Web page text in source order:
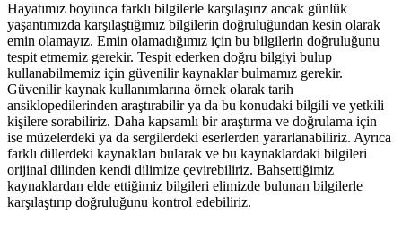
Hayatımız boyunca farklı bilgilerle karşılaşırız ancak günlük
yaşantımızda karşılaştığımız bilgilerin doğruluğundan kesin olarak
emin olamayız. Emin olamadığımız için bu bilgilerin doğruluğunu
tespit etmemiz gerekir. Tespit ederken doğru bilgiyi bulup
kullanabilmemiz için güvenilir kaynaklar bulmamız gerekir.
Güvenilir kaynak kullanımlarına örnek olarak tarih
ansiklopedilerinden araştırabilir ya da bu konudaki bilgili ve yetkili
kişilere sorabiliriz. Daha kapsamlı bir araştırma ve doğrulama için
ise müzelerdeki ya da sergilerdeki eserlerden yararlanabiliriz. Ayrıca
farklı dillerdeki kaynakları bularak ve bu kaynaklardaki bilgileri
orijinal dilinden kendi dilimize çevirebiliriz. Bahsettiğimiz
kaynaklardan elde ettiğimiz bilgileri elimizde bulunan bilgilerle
karşılaştırıp doğruluğunu kontrol edebiliriz.